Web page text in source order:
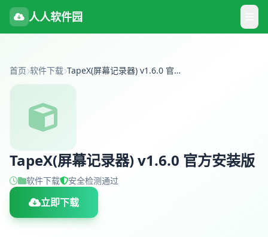
人人软件园
首页 软件下载 TapeX(屏幕记录器) v1.6.0 官方安装版
TapeX(屏幕记录器) v1.6.0 官方安装版
软件下载 安全检测通过
立即下载